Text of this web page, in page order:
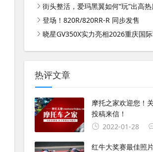
街头整活，爱玛黑翼如何“玩”出高热
登场！820R/820RR-R 同步发售
晓星GV350X实力亮相2026重庆国际车展，中国长安汽摩协同诠
热评文章
摩托之家欢迎您！
投稿来信！
2022-01-28
红牛大奖赛最佳照